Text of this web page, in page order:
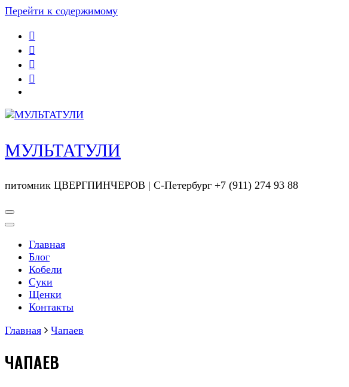
Перейти к содержимому
МУЛЬТАТУЛИ
питомник ЦВЕРГПИНЧЕРОВ | С-Петербург +7 (911) 274 93 88
Главная
Блог
Кобели
Суки
Щенки
Контакты
Главная
Чапаев
ЧАПАЕВ